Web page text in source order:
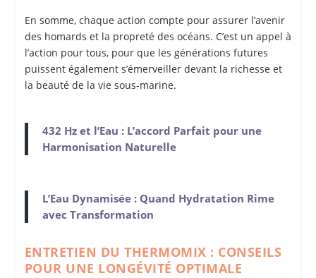
En somme, chaque action compte pour assurer l’avenir
des homards et la propreté des océans. C’est un appel à
l’action pour tous, pour que les générations futures
puissent également s’émerveiller devant la richesse et
la beauté de la vie sous-marine.
432 Hz et l’Eau : L’accord Parfait pour une
Harmonisation Naturelle
L’Eau Dynamisée : Quand Hydratation Rime
avec Transformation
ENTRETIEN DU THERMOMIX : CONSEILS
POUR UNE LONGÉVITÉ OPTIMALE